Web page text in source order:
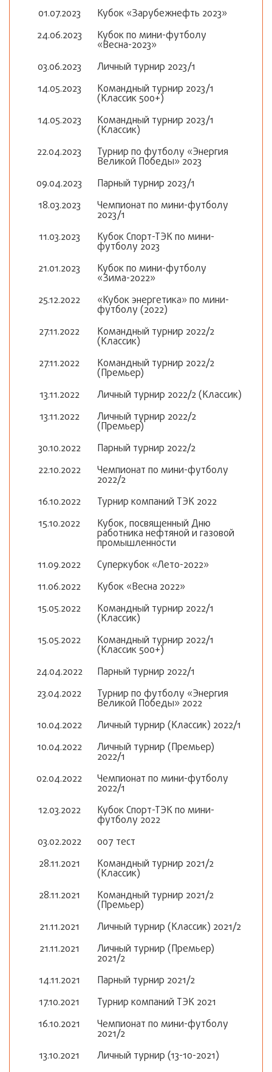
01.07.2023
Кубок «Зарубежнефть 2023»
24.06.2023
Кубок по мини-футболу
«Весна-2023»
03.06.2023
Личный турнир 2023/1
14.05.2023
Командный турнир 2023/1
(Классик 500+)
14.05.2023
Командный турнир 2023/1
(Классик)
22.04.2023
Турнир по футболу «Энергия
Великой Победы» 2023
09.04.2023
Парный турнир 2023/1
18.03.2023
Чемпионат по мини-футболу
2023/1
11.03.2023
Кубок Спорт-ТЭК по мини-
футболу 2023
21.01.2023
Кубок по мини-футболу
«Зима-2022»
25.12.2022
«Кубок энергетика» по мини-
футболу (2022)
27.11.2022
Командный турнир 2022/2
(Классик)
27.11.2022
Командный турнир 2022/2
(Премьер)
13.11.2022
Личный турнир 2022/2 (Классик)
13.11.2022
Личный турнир 2022/2
(Премьер)
30.10.2022
Парный турнир 2022/2
22.10.2022
Чемпионат по мини-футболу
2022/2
16.10.2022
Турнир компаний ТЭК 2022
15.10.2022
Кубок, посвященный Дню
работника нефтяной и газовой
промышленности
11.09.2022
Суперкубок «Лето-2022»
11.06.2022
Кубок «Весна 2022»
15.05.2022
Командный турнир 2022/1
(Классик)
15.05.2022
Командный турнир 2022/1
(Классик 500+)
24.04.2022
Парный турнир 2022/1
23.04.2022
Турнир по футболу «Энергия
Великой Победы» 2022
10.04.2022
Личный турнир (Классик) 2022/1
10.04.2022
Личный турнир (Премьер)
2022/1
02.04.2022
Чемпионат по мини-футболу
2022/1
12.03.2022
Кубок Спорт-ТЭК по мини-
футболу 2022
03.02.2022
007 тест
28.11.2021
Командный турнир 2021/2
(Классик)
28.11.2021
Командный турнир 2021/2
(Премьер)
21.11.2021
Личный турнир (Классик) 2021/2
21.11.2021
Личный турнир (Премьер)
2021/2
14.11.2021
Парный турнир 2021/2
17.10.2021
Турнир компаний ТЭК 2021
16.10.2021
Чемпионат по мини-футболу
2021/2
13.10.2021
Личный турнир (13-10-2021)